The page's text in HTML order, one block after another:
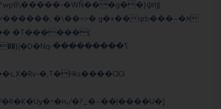
�,T�Hks����CK3
�?_�~��|����U�]